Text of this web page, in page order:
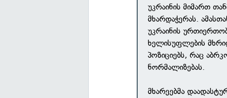
უკრაინის მიმართ
მხარდაჭერას.
უკრაინის
ხელისუფლების
პოზიციებს, რაც
ნორმალიზებას.
მხარეებმა